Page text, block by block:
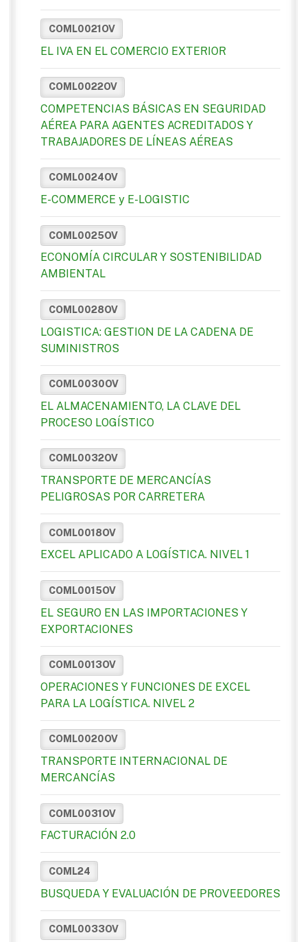
COML0021OV
EL IVA EN EL COMERCIO EXTERIOR
COML0022OV
COMPETENCIAS BÁSICAS EN SEGURIDAD
AÉREA PARA AGENTES ACREDITADOS Y
TRABAJADORES DE LÍNEAS AÉREAS
COML0024OV
E-COMMERCE y E-LOGISTIC
COML0025OV
ECONOMÍA CIRCULAR Y SOSTENIBILIDAD
AMBIENTAL
COML0028OV
LOGISTICA: GESTION DE LA CADENA DE
SUMINISTROS
COML0030OV
EL ALMACENAMIENTO, LA CLAVE DEL
PROCESO LOGÍSTICO
COML0032OV
TRANSPORTE DE MERCANCÍAS
PELIGROSAS POR CARRETERA
COML0018OV
EXCEL APLICADO A LOGÍSTICA. NIVEL 1
COML0015OV
EL SEGURO EN LAS IMPORTACIONES Y
EXPORTACIONES
COML0013OV
OPERACIONES Y FUNCIONES DE EXCEL
PARA LA LOGÍSTICA. NIVEL 2
COML0020OV
TRANSPORTE INTERNACIONAL DE
MERCANCÍAS
COML0031OV
FACTURACIÓN 2.0
COML24
BUSQUEDA Y EVALUACIÓN DE PROVEEDORES
COML0033OV